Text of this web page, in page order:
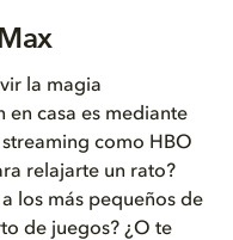
Vi...
Vi...
la magia
casa es mediante
como HBO
relajarte un rato?
los más pequeños de
de juegos? ¿O te